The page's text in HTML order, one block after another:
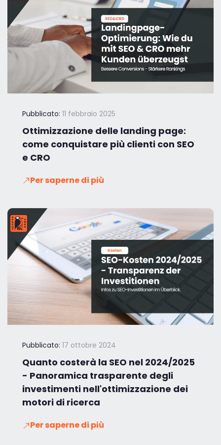
Pubblicato: 11 febbraio 2025
Ottimizzazione delle landing page:
come conquistare più clienti con SEO
e CRO
Per saperne di più
Pubblicato: 17 ottobre 2024
Quanto costerà la SEO nel 2024/2025
- Panoramica trasparente degli
investimenti nell'ottimizzazione dei
motori di ricerca
Per saperne di più